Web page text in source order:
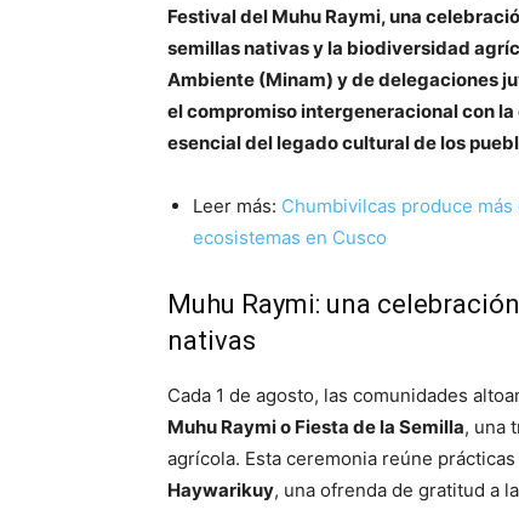
Festival del Muhu Raymi, una
semillas nativas y la biodiversidad
Ambiente (Minam) y de delegaciones
el compromiso intergeneracional con
esencial del legado cultural de los
Leer más: Chumbivilcas produce
ecosistemas en Cusco
Muhu Raymi: una
nativas
Cada 1 de agosto, las comunidades
Muhu Raymi o Fiesta de la Semilla, una
agrícola. Esta ceremonia reúne
Haywarikuy, una ofrenda de gratitud a la